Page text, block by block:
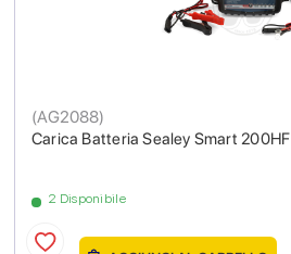
Carica Batteria Sealey Smart 200HF
(AG2088)
2 Disponibile